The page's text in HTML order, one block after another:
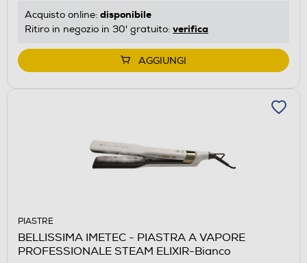
Acquisto online: disponibile
Ritiro in negozio in 30' gratuito: verifica
AGGIUNGI
PIASTRE
BELLISSIMA IMETEC - PIASTRA A VAPORE
PROFESSIONALE STEAM ELIXIR-Bianco